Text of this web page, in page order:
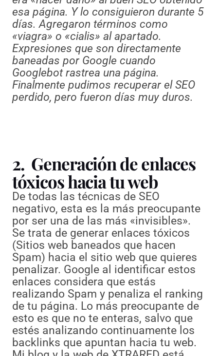
esa página. Y lo consiguieron durante 5
días. Agregaron términos como
«viagra» o «cialis» al apartado.
Expresiones que son directamente
baneadas por Google cuando
Googlebot rastrea una página.
Finalmente pudimos recuperar el SEO
perdido, pero fueron días muy duros.
2. Generación de enlaces
tóxicos hacia tu web
De todas las técnicas de SEO
negativo, esta es la más preocupante
por ser una de las más «invisibles».
Se trata de generar enlaces tóxicos
(Sitios web baneados que hacen
Spam) hacia el sitio web que quieres
penalizar. Google al identificar estos
enlaces considera que estás
realizando Spam y penaliza el ranking
de tu página. Lo más preocupante de
esto es que no te enteras, salvo que
estés analizando continuamente los
backlinks que apuntan hacia tu web.